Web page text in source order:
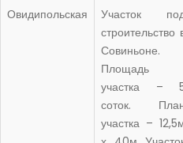
Овидипольская
Участок
строительство
Совиньоне.
Площадь
участка –
соток.
участка –